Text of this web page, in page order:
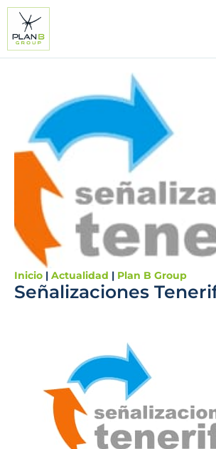
Inicio | Actualidad | Plan B Group
Señalizaciones